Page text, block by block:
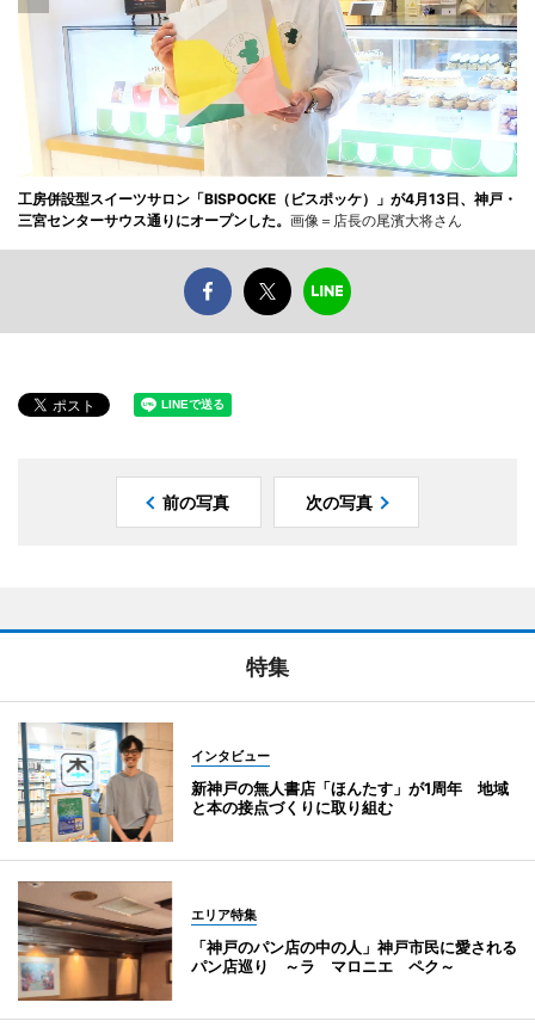
工房併設型スイーツサロン「BISPOCKE（ビスポッケ）」が4月13日、神戸・
三宮センターサウス通りにオープンした。 画像＝店長の尾濱大将さん
前の写真 次の写真
特集
インタビュー
新神戸の無人書店「ほんたす」が1周年 地域
と本の接点づくりに取り組む
エリア特集
「神戸のパン店の中の人」神戸市民に愛される
パン店巡り ～ラ マロニエ ペク～